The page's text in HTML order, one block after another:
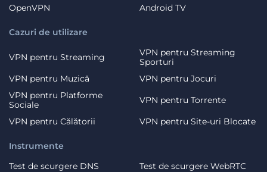
OpenVPN
Android TV
Cazuri de utilizare
VPN pentru Streaming
VPN pentru Streaming
Sporturi
VPN pentru Muzică
VPN pentru Jocuri
VPN pentru Platforme
Sociale
VPN pentru Torrente
VPN pentru Călătorii
VPN pentru Site-uri Blocate
Instrumente
Test de scurgere DNS
Test de scurgere WebRTC